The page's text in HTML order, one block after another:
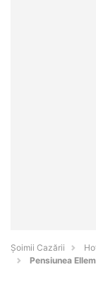
Șoimii Cazării
Pensiunea